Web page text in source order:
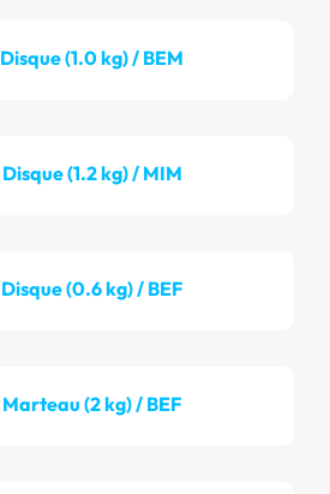
Disque (1.0 kg) / BEM
Disque (1.2 kg) / MIM
Disque (0.6 kg) / BEF
Marteau (2 kg) / BEF